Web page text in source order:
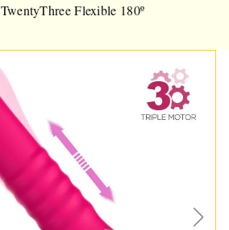
TwentyThree Flexible 180º